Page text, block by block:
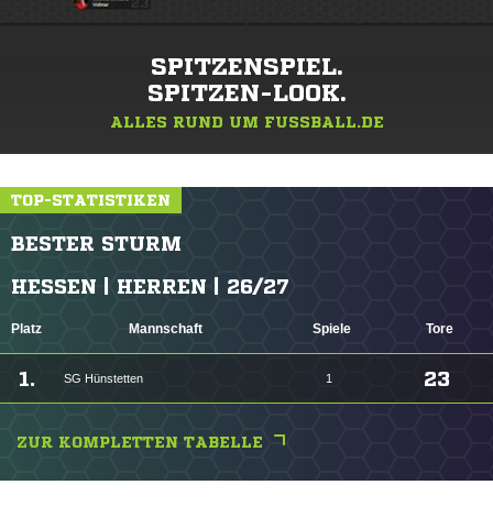
SPITZENSPIEL.
SPITZEN-LOOK.
ALLES RUND UM FUSSBALL.DE
TOP-STATISTIKEN
BESTER STURM
HESSEN | HERREN | 26/27
Platz Mannschaft Spiele Tore
1. SG Hünstetten 1 23
ZUR KOMPLETTEN TABELLE